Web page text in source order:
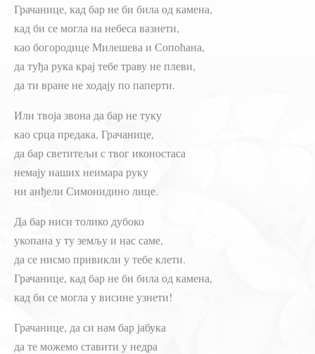
Грачанице, кад бар не би била од камена,
кад би се могла на небеса вазнети,
као богородице Милешева и Сопоћана,
да туђа рука крај тебе траву не плеви,
да ти вране не ходају по паперти.
Или твоја звона да бар не туку
као срца предака, Грачанице,
да бар светитељи с твог иконостаса
немају наших неимара руку
ни анђели Симонидино лице.
Да бар ниси толико дубоко
укопана у ту земљу и нас саме,
да се нисмо привикли у тебе клети.
Грачанице, кад бар не би била од камена,
кад би се могла у висине узнети!
Грачанице, да си нам бар јабука
да те можемо ставити у недра